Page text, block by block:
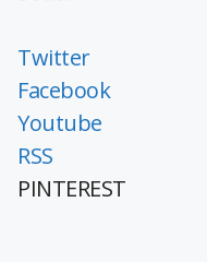
Twitter
Facebook
Youtube
RSS
PINTEREST